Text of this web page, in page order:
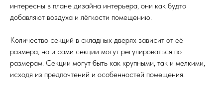
интересны в плане дизайна интерьера, они как будто
добавляют воздуха и лёгкости помещению.
Количество секций в складных дверях зависит от её
размера, но и сами секции могут регулироваться по
размерам. Секции могут быть как крупными, так и мелкими,
исходя из предпочтений и особенностей помещения.